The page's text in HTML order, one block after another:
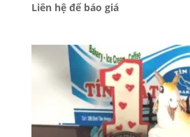
Liên hệ để báo giá